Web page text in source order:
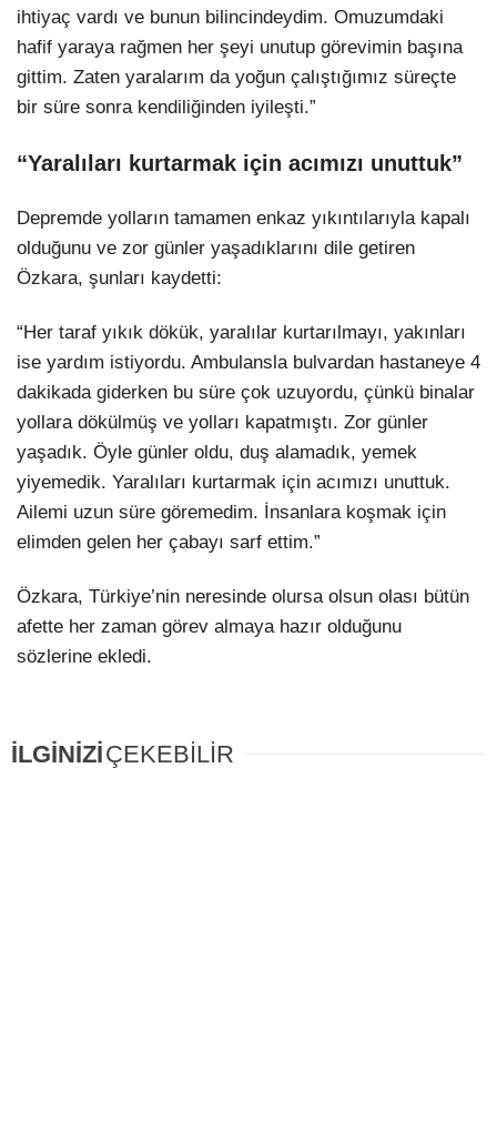
ihtiyaç vardı ve bunun bilincindeydim. Omuzumdaki
hafif yaraya rağmen her şeyi unutup görevimin başına
gittim. Zaten yaralarım da yoğun çalıştığımız süreçte
bir süre sonra kendiliğinden iyileşti.”
“Yaralıları kurtarmak için acımızı unuttuk”
Depremde yolların tamamen enkaz yıkıntılarıyla kapalı
olduğunu ve zor günler yaşadıklarını dile getiren
Özkara, şunları kaydetti:
“Her taraf yıkık dökük, yaralılar kurtarılmayı, yakınları
ise yardım istiyordu. Ambulansla bulvardan hastaneye 4
dakikada giderken bu süre çok uzuyordu, çünkü binalar
yollara dökülmüş ve yolları kapatmıştı. Zor günler
yaşadık. Öyle günler oldu, duş alamadık, yemek
yiyemedik. Yaralıları kurtarmak için acımızı unuttuk.
Ailemi uzun süre göremedim. İnsanlara koşmak için
elimden gelen her çabayı sarf ettim.”
Özkara, Türkiye’nin neresinde olursa olsun olası bütün
afette her zaman görev almaya hazır olduğunu
sözlerine ekledi.
İLGİNİZİÇEKEBİLİR